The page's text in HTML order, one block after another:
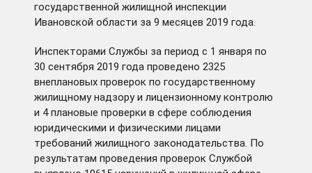
государственной жилищной инспекции
Ивановской области за 9 месяцев 2019 года.
Инспекторами Службы за период с 1 января по
30 сентября 2019 года проведено 2325
внеплановых проверок по государственному
жилищному надзору и лицензионному контролю
и 4 плановые проверки в сфере соблюдения
юридическими и физическими лицами
требований жилищного законодательства. По
результатам проведения проверок Службой